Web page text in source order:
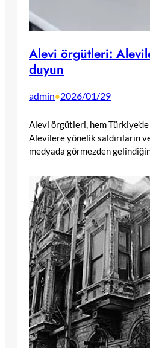
Alevi örgütleri:
duyun
admin•2026/01/29
Alevi örgütleri, hem Türkiye’de
Alevilere yönelik saldırıların
medyada görmezden